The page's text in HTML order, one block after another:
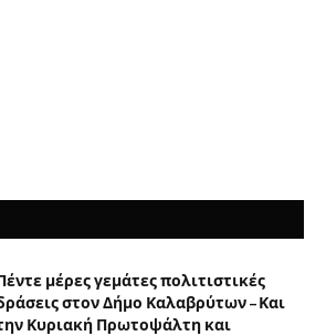
μέρες γεμάτες πολιτιστικές
στον Δήμο Καλαβρύτων – Και
Κυριακή Πρωτοψάλτη και